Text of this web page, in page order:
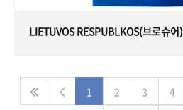
LIETUVOS RESPUBLKOS(브로슈어)
1 2 3 4